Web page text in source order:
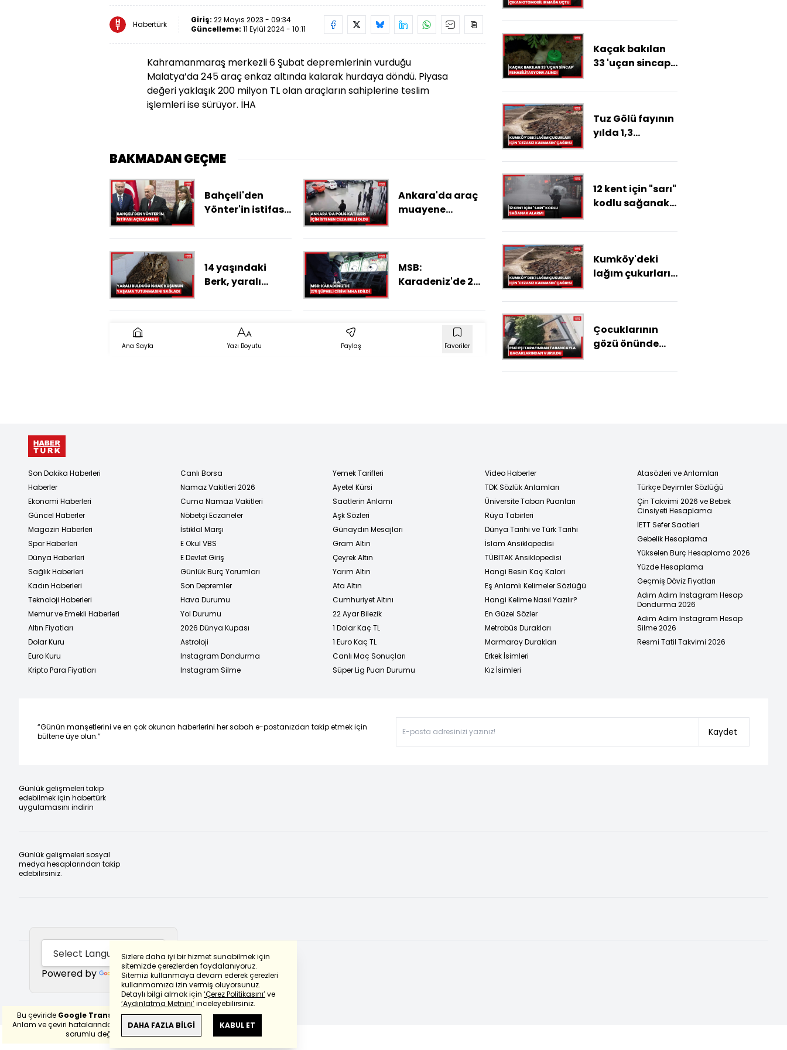
Habertürk Giriş: 22 Mayıs 2023 - 09:34
Güncelleme: 11 Eylül 2024 - 10:11
Kahramanmaraş merkezli 6 Şubat depremlerinin vurduğu
Malatya’da 245 araç enkaz altında kalarak hurdaya döndü. Piyasa
değeri yaklaşık 200 milyon TL olan araçların sahiplerine teslim
işlemleri ise sürüyor. İHA
BAKMADAN GEÇME
Bahçeli'den
Yönter'in istifası
Küskünlüğe
Ankara'da araç
muayene
öldürülen polis
istenen ceza belli
oldu
14 yaşındaki
Berk, yaralı
kuşunun yaşama
sağladı
MSB:
Karadeniz'de 275
imha edildi
Ana Sayfa Yazı Boyutu Paylaş Favoriler
ırmağa uçtu
Kaçak bakılan
33 'uçan sincap'
alındı
Tuz Gölü fayının
yılda 1,3
hareket ettiği, İç
genişlediği
ortaya çıktı
12 kent için "sarı"
kodlu sağanak
Kumköy'deki
lağım çukurları
kalmasın'
Çocuklarının
gözü önünde
tarafından
Sizlere daha iyi bir hizmet sunabilmek için
sitemizde çerezlerden faydalanıyoruz.
Sitemizi kullanmaya devam ederek çerezleri
kullanmamıza izin vermiş oluyorsunuz.
Detaylı bilgi almak için ‘Çerez Politikasını’ve
‘Aydınlatma Metnini’inceleyebilirsiniz.
DAHA FAZLA BİLGİ KABUL ET
Son Dakika Haberleri
Haberler
Ekonomi Haberleri
Güncel Haberler
Magazin Haberleri
Spor Haberleri
Dünya Haberleri
Sağlık Haberleri
Kadın Haberleri
Teknoloji Haberleri
Memur ve Emekli Haberleri
Altın Fiyatları
Dolar Kuru
Euro Kuru
Kripto Para Fiyatları
Canlı Borsa
Namaz Vakitleri 2026
Cuma Namazı Vakitleri
Nöbetçi Eczaneler
İstiklal Marşı
E Okul VBS
E Devlet Giriş
Günlük Burç Yorumları
Son Depremler
Hava Durumu
Yol Durumu
2026 Dünya Kupası
Astroloji
Instagram Dondurma
Instagram Silme
Yemek Tarifleri
Ayetel Kürsi
Saatlerin Anlamı
Aşk Sözleri
Günaydın Mesajları
Gram Altın
Çeyrek Altın
Yarım Altın
Ata Altın
Cumhuriyet Altını
22 Ayar Bilezik
1 Dolar Kaç TL
1 Euro Kaç TL
Canlı Maç Sonuçları
Süper Lig Puan Durumu
Video Haberler
TDK Sözlük Anlamları
Üniversite Taban Puanları
Rüya Tabirleri
Dünya Tarihi ve Türk Tarihi
İslam Ansiklopedisi
TÜBİTAK Ansiklopedisi
Hangi Besin Kaç Kalori
Eş Anlamlı Kelimeler Sözlüğü
Hangi Kelime Nasıl Yazılır?
En Güzel Sözler
Metrobüs Durakları
Marmaray Durakları
Erkek İsimleri
Kız İsimleri
Atasözleri ve Anlamları
Türkçe Deyimler Sözlüğü
Çin Takvimi 2026 ve Bebek
Cinsiyeti Hesaplama
İETT Sefer Saatleri
Gebelik Hesaplama
Yükselen Burç Hesaplama 2026
Yüzde Hesaplama
Geçmiş Döviz Fiyatları
Adım Adım Instagram Hesap
Dondurma 2026
Adım Adım Instagram Hesap
Silme 2026
Resmi Tatil Takvimi 2026
“Günün manşetlerini ve en çok okunan haberlerini her sabah e-postanızdan takip etmek için
bültene üye olun.”
Kaydet
Günlük gelişmeleri takip
edebilmek için habertürk
uygulamasını indirin
Günlük gelişmeleri sosyal
medya hesaplarından takip
edebilirsiniz.
Powered by Translate
Bu çeviride Google Transletekullanılmıştır.
Anlam ve çeviri hatalarından
haberturk.com
sorumlu değildir.